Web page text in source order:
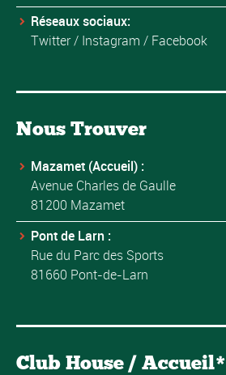
Réseaux sociaux:
Twitter/ Instagram / Facebook
Nous Trouver
Mazamet (Accueil) :
Avenue Charles de Gaulle
81200 Mazamet
Pont de Larn :
Rue du Parc des Sports
81660 Pont-de-Larn
Club House / Accueil*